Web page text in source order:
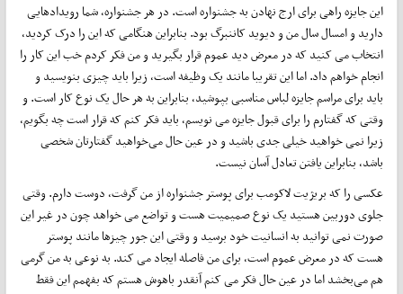
این جایزه راهی برای ارج نهادن به جشنواره است. در هر جشنواره، شما رویدادهایی
دارید و امسال سال من و دیوید کاننبرگ بود. بنابراین هنگامی که این را درک کردید،
انتخاب می کنید که در معرض دید عموم قرار بگیرید و من فکر کردم خب این کار را
انجام خواهم داد. اما این تقریبا مانند یک وظیفه است، زیرا باید چیزی بنویسید و
باید برای مراسم جایزه لباس مناسبی بپوشید، بنابراین به هر حال یک نوع کار است. و
وقتی که گفتارم را برای قبول جایزه می نویسم، باید فکر کنم که قرار است چه بگویم،
زیرا نمی خواهید خیلی جدی باشید و در عین حال می‌‌خواهید گفتارتان شخصی
باشد، بنابراین یافتن تعادل آسان نیست.
عکسی را که بریژیت لاکومب برای پوستر جشنواره از من گرفت، دوست دارم. وقتی
جلوی دوربین هستید یک نوع صمیمیت هست و تواضع می خواهد چون در غیر این
صورت نمی توانید به انسانیت‌ خود برسید و وقتی این جور چیزها مانند پوستر
هست که در معرض عموم است، برای من فاصله ایجاد می کند. به نوعی به من گرمی
هم می‌بخشد اما در عین حال فکر می کنم آنقدر باهوش هستم که بفهمم این فقط